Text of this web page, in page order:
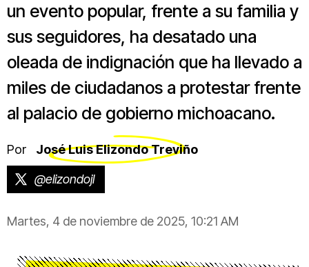
un evento popular, frente a su familia y
sus seguidores, ha desatado una
oleada de indignación que ha llevado a
miles de ciudadanos a protestar frente
al palacio de gobierno michoacano.
Por José Luis Elizondo Treviño
@elizondojl
Martes, 4 de noviembre de 2025, 10:21 AM